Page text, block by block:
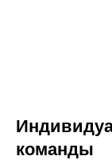
команды